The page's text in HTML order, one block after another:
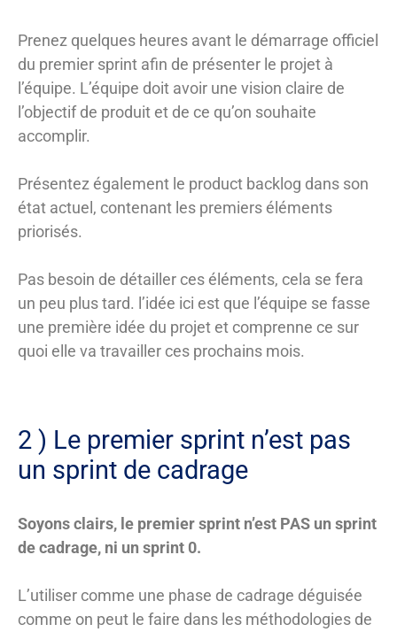
Prenez quelques heures avant le démarrage officiel
du premier sprint afin de présenter le projet à
l’équipe. L’équipe doit avoir une vision claire de
l’objectif de produit et de ce qu’on souhaite
accomplir.
Présentez également le product backlog dans son
état actuel, contenant les premiers éléments
priorisés.
Pas besoin de détailler ces éléments, cela se fera
un peu plus tard. l’idée ici est que l’équipe se fasse
une première idée du projet et comprenne ce sur
quoi elle va travailler ces prochains mois.
2 ) Le premier sprint n’est pas
un sprint de cadrage
Soyons clairs, le premier sprint n’est PAS un sprint
de cadrage, ni un sprint 0.
L’utiliser comme une phase de cadrage déguisée
comme on peut le faire dans les méthodologies de